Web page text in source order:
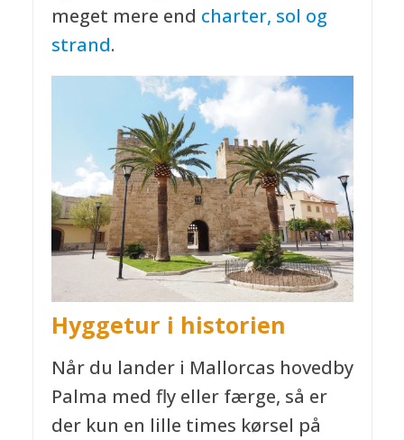
meget mere end charter, sol og
strand.
Hyggetur i historien
Når du lander i Mallorcas hovedby
Palma med fly eller færge, så er
der kun en lille times kørsel på